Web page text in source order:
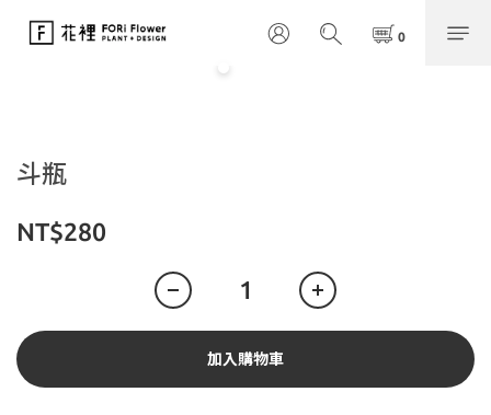
斗瓶
NT$280
加入購物車